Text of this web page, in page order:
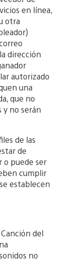
en línea,
otra
dirección
autorizado
una
que no
y no serán
de las
de
o puede ser
cumplir
establecen
del
no